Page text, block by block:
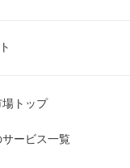
トップ
ービス一覧